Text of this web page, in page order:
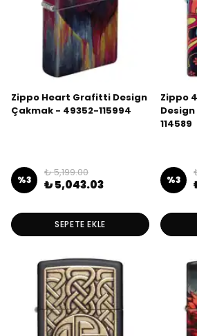
Zippo Heart Grafitti Design
Çakmak - 49352-115994
%3
₺ 5,199.00
₺ 5,043.03
SEPETE EKLE
Zippo
114589
%3